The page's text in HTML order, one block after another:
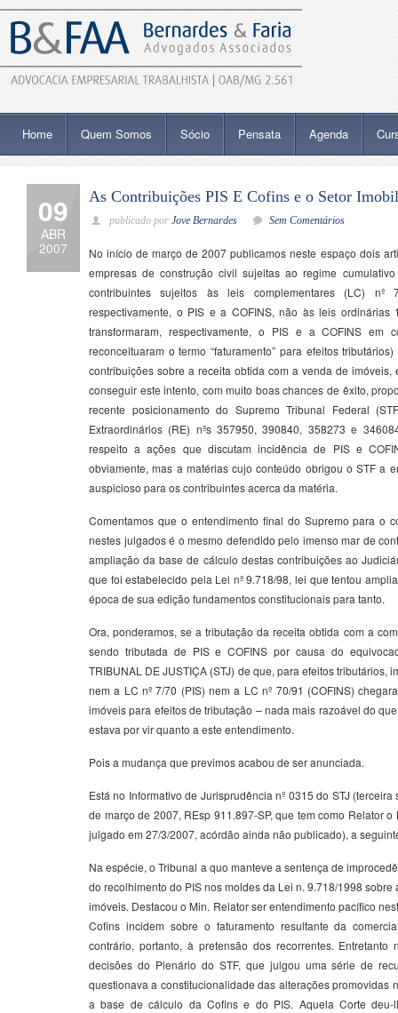
Home Quem Somos Sócio Pensata Agenda
09
ABR
2007
As Contribuições PIS E Cofins e o Setor
publicado por Jove Bernardes Sem Comentários
No início de março de 2007 publicamos neste espaço dois
empresas de construção civil sujeitas ao regime
contribuintes sujeitos às leis complementares (LC) nº
respectivamente, o PIS e a COFINS, não às leis ordinárias
transformaram, respectivamente, o PIS e a COFINS em
reconceituaram o termo “faturamento” para efeitos
contribuições sobre a receita obtida com a venda de
conseguir este intento, com muito boas chances de êxito,
recente posicionamento do Supremo Tribunal Federal
Extraordinários (RE) nºs 357950, 390840, 358273 e
respeito a ações que discutam incidência de PIS e
obviamente, mas a matérias cujo conteúdo obrigou o STF a
auspicioso para os contribuintes acerca da matéria.
Comentamos que o entendimento final do Supremo para o
nestes julgados é o mesmo defendido pelo imenso mar de
ampliação da base de cálculo destas contribuições ao
que foi estabelecido pela Lei nº 9.718/98, lei que tentou
época de sua edição fundamentos constitucionais para tanto.
Ora, ponderamos, se a tributação da receita obtida com a
sendo tributada de PIS e COFINS por causa do
TRIBUNAL DE JUSTIÇA (STJ) de que, para efeitos tributários,
nem a LC nº 7/70 (PIS) nem a LC nº 70/91 (COFINS)
imóveis para efeitos de tributação – nada mais razoável do
estava por vir quanto a este entendimento.
Pois a mudança que previmos acabou de ser anunciada.
Está no Informativo de Jurisprudência nº 0315 do STJ
de março de 2007, REsp 911.897-SP, que tem como Relator o
julgado em 27/3/2007, acórdão ainda não publicado), a
Na espécie, o Tribunal a quo manteve a sentença de
do recolhimento do PIS nos moldes da Lei n. 9.718/1998
imóveis. Destacou o Min. Relator ser entendimento pacífico
Cofins incidem sobre o faturamento resultante da
contrário, portanto, à pretensão dos recorrentes.
decisões do Plenário do STF, que julgou uma série de
questionava a constitucionalidade das alterações promovidas
a base de cálculo da Cofins e do PIS. Aquela Corte deu-